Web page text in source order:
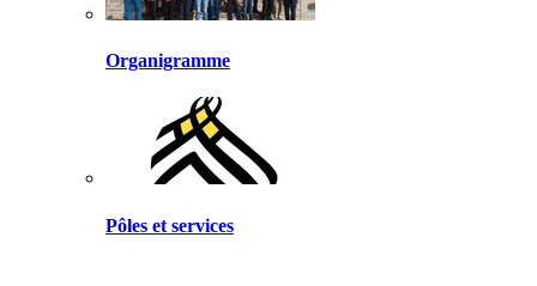
Organigramme
Pôles et services